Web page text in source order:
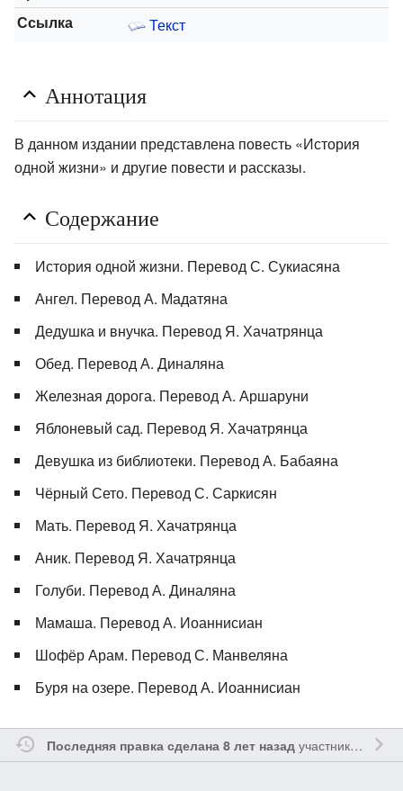
Ссылка Текст
Аннотация
В данном издании представлена повесть «История
одной жизни» и другие повести и рассказы.
Содержание
История одной жизни. Перевод С. Сукиасяна
Ангел. Перевод А. Мадатяна
Дедушка и внучка. Перевод Я. Хачатрянца
Обед. Перевод А. Диналяна
Железная дорога. Перевод А. Аршаруни
Яблоневый сад. Перевод Я. Хачатрянца
Девушка из библиотеки. Перевод А. Бабаяна
Чёрный Сето. Перевод С. Саркисян
Мать. Перевод Я. Хачатрянца
Аник. Перевод Я. Хачатрянца
Голуби. Перевод А. Диналяна
Мамаша. Перевод А. Иоаннисиан
Шофёр Арам. Перевод С. Манвеляна
Буря на озере. Перевод А. Иоаннисиан
Последняя правка сделана 8 лет назадучастником